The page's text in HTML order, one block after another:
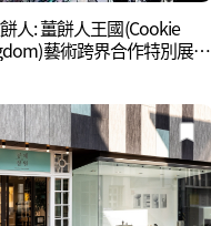
人: 薑餅人王國(Cookie
藝術跨界合作特別展－